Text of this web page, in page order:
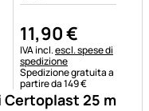
Certoplast 25 m
11,90€
Informazioni fiscali:
IVA incl.escl. spese di
spedizione
Spedizione gratuita a
partire da 149 €